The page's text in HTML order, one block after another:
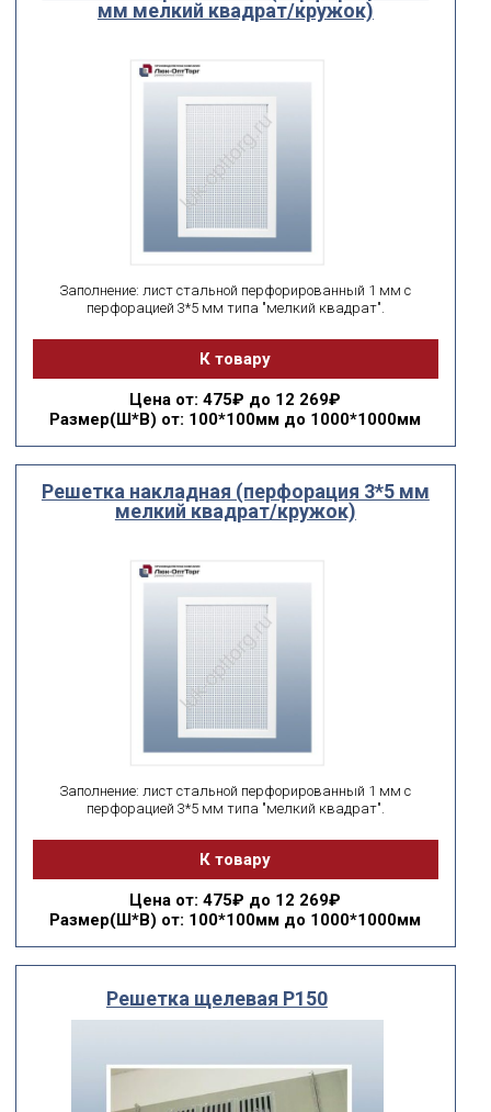
мм мелкий квадрат/кружок)
Заполнение: лист стальной перфорированный 1 мм с
перфорацией 3*5 мм типа "мелкий квадрат".
К товару
Цена от: 475₽ до 12 269₽
Размер(Ш*В) от: 100*100мм до 1000*1000мм
Решетка накладная (перфорация 3*5 мм
мелкий квадрат/кружок)
Заполнение: лист стальной перфорированный 1 мм с
перфорацией 3*5 мм типа "мелкий квадрат".
К товару
Цена от: 475₽ до 12 269₽
Размер(Ш*В) от: 100*100мм до 1000*1000мм
Решетка щелевая Р150